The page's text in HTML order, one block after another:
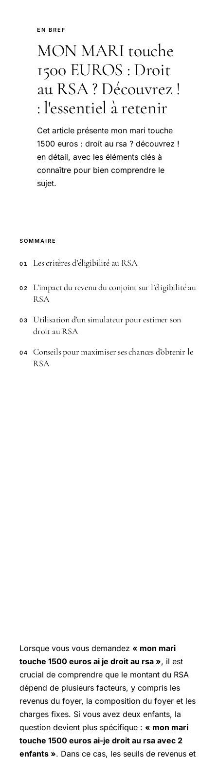
EN BREF
MON MARI touche
1500 EUROS : Droit
au RSA ? Découvrez !
: l'essentiel à retenir
Cet article présente mon mari touche
1500 euros : droit au rsa ? découvrez !
en détail, avec les éléments clés à
connaître pour bien comprendre le
sujet.
SOMMAIRE
01 Les critères d’éligibilité au RSA
02
L’impact du revenu du conjoint sur l’éligibilité au
RSA
03
Utilisation d’un simulateur pour estimer son
droit au RSA
04
Conseils pour maximiser ses chances d’obtenir le
RSA
Lorsque vous vous demandez « mon mari
touche 1500 euros ai je droit au rsa », il est
crucial de comprendre que le montant du RSA
dépend de plusieurs facteurs, y compris les
revenus du foyer, la composition du foyer et les
charges fixes. Si vous avez deux enfants, la
question devient plus spécifique : « mon mari
touche 1500 euros ai-je droit au rsa avec 2
enfants ». Dans ce cas, les seuils de revenus et